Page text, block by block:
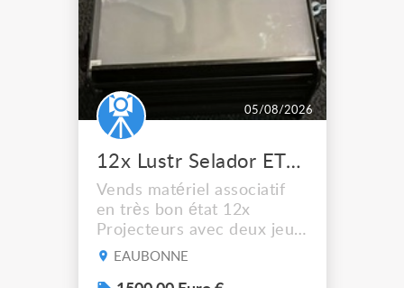
05/08/2026
12x Lustr Selador ETC Led 7x colors filtres
Vends matériel associatif
en très bon état 12x
Projecteurs avec deux jeux
de filtre filtre Lustr Selador
EAUBONNE